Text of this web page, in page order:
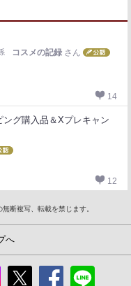
コスメの記録 さん
14
グ購入品＆Xプレキャン
12
断複写、転載を禁じます。
へ